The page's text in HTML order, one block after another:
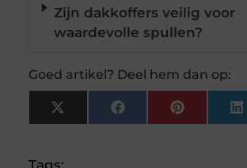
Zijn dakkoffers veilig voor
waardevolle spullen?
Goed artikel? Deel hem dan op:
X
(Twitter)
FacebookPinterest